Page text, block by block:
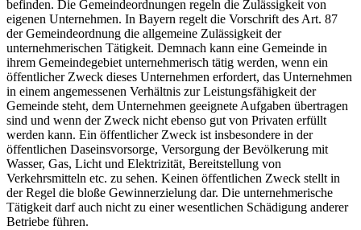
befinden. Die Gemeindeordnungen regeln die Zulässigkeit von
eigenen Unternehmen. In Bayern regelt die Vorschrift des Art. 87
der Gemeindeordnung die allgemeine Zulässigkeit der
unternehmerischen Tätigkeit. Demnach kann eine Gemeinde in
ihrem Gemeindegebiet unternehmerisch tätig werden, wenn ein
öffentlicher Zweck dieses Unternehmen erfordert, das Unternehmen
in einem angemessenen Verhältnis zur Leistungsfähigkeit der
Gemeinde steht, dem Unternehmen geeignete Aufgaben übertragen
sind und wenn der Zweck nicht ebenso gut von Privaten erfüllt
werden kann. Ein öffentlicher Zweck ist insbesondere in der
öffentlichen Daseinsvorsorge, Versorgung der Bevölkerung mit
Wasser, Gas, Licht und Elektrizität, Bereitstellung von
Verkehrsmitteln etc. zu sehen. Keinen öffentlichen Zweck stellt in
der Regel die bloße Gewinnerzielung dar. Die unternehmerische
Tätigkeit darf auch nicht zu einer wesentlichen Schädigung anderer
Betriebe führen.